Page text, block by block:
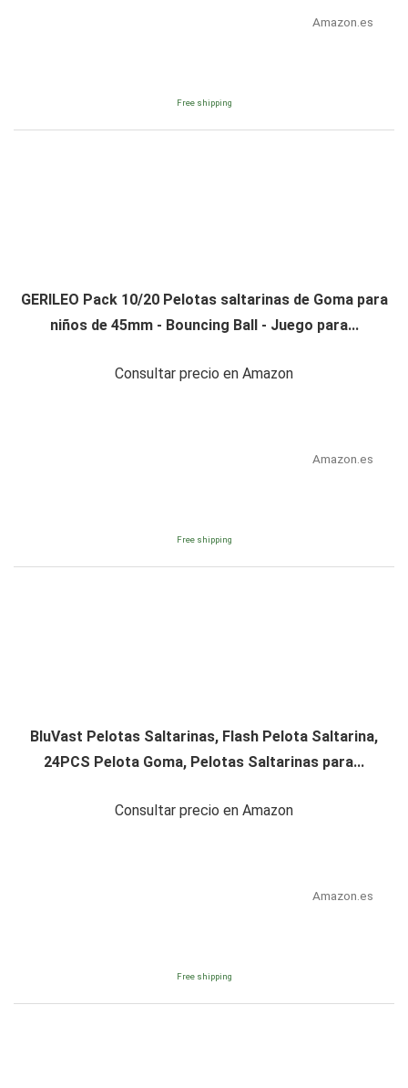
Amazon.es
Free shipping
GERILEO Pack 10/20 Pelotas saltarinas de Goma para
niños de 45mm - Bouncing Ball - Juego para...
Consultar precio en Amazon
Amazon.es
Free shipping
BluVast Pelotas Saltarinas, Flash Pelota Saltarina,
24PCS Pelota Goma, Pelotas Saltarinas para...
Consultar precio en Amazon
Amazon.es
Free shipping